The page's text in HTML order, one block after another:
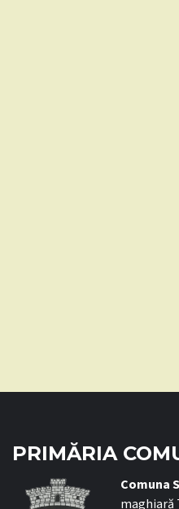
PRIMĂRIA
Comuna
maghiară